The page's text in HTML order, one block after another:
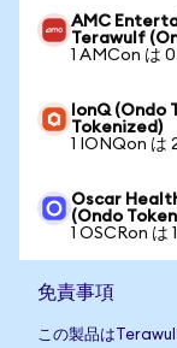
AMC
Terawulf
1 AMCon は
IonQ (Ondo
Tokenized)
1 IONQon は
Oscar
(Ondo
1 OSCRon は
免責事項
この製品は